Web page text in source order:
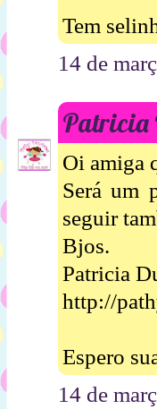
Tem
14 de
Patricia
Oi amiga
Será um
seguir
Bjos.
Patricia
http://
Espero
14 de